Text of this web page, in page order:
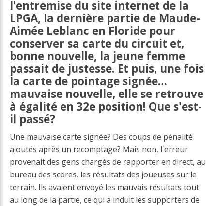
l'entremise du site internet de la
LPGA, la dernière partie de Maude-
Aimée Leblanc en Floride pour
conserver sa carte du circuit et,
bonne nouvelle, la jeune femme
passait de justesse. Et puis, une fois
la carte de pointage signée…
mauvaise nouvelle, elle se retrouve
à égalité en 32e position! Que s'est-
il passé?
Une mauvaise carte signée? Des coups de pénalité
ajoutés après un recomptage? Mais non, l'erreur
provenait des gens chargés de rapporter en direct, au
bureau des scores, les résultats des joueuses sur le
terrain. Ils avaient envoyé les mauvais résultats tout
au long de la partie, ce qui a induit les supporters de